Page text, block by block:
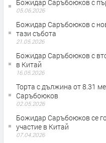
Божидар Саръбоюков с
05.06.2026
Божидар Саръбоюков с
тази събота
21.05.2026
Божидар Саръбоюков с второ място на
в Китай
16.05.2026
Торта с дължина от 8.31
Саръбоюков
02.05.2026
Божидар Саръбоюков се
участие в Китай
07.04.2026